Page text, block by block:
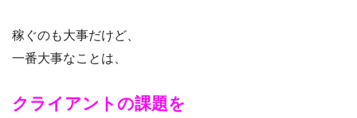
稼ぐのも大事だけど、
一番大事なことは、
クライアントの課題を